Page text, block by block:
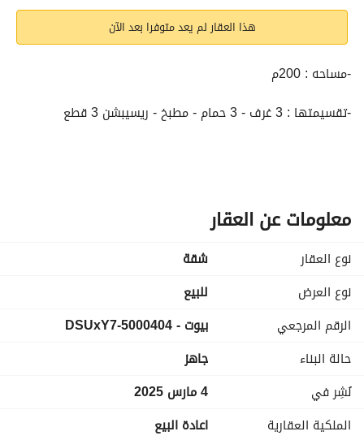
هذا العقار لم يعد متوفرا بعد الآن
-مساحه : 200م
-تقسيمتها : 3 غرف - 3 حمام - مطبخ - ريسيبشن 3 قطع
-تشطيب : نص تشطيب
الصيانة : مدفوعه بالكامل من ضمن السعر
------------
-اسم الكمبوند : كريستال بلازا
معلومات عن العقار
نوع العقار
شقة
نوع العرض
للبيع
الرقم المرجعي
بيوت - 5000404-DSUxY7
حالة البناء
جاهز
نُشِر في
4 مارس 2025
الملكية العقارية
اعادة البيع